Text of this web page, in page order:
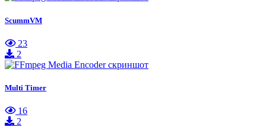
ScummVM
23
2
Multi Timer
16
2